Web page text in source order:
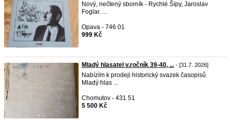
Nový, nečtený sborník - Rychlé Šípy, Jaroslav
Foglar. ...
Opava - 746 01
999 Kč
Mladý hlasatel v.ročník 39-40, ... - [31.7. 2026]
Nabízím k prodeji historický svazek časopisů
Mladý hlas ...
Chomutov - 431 51
5 500 Kč